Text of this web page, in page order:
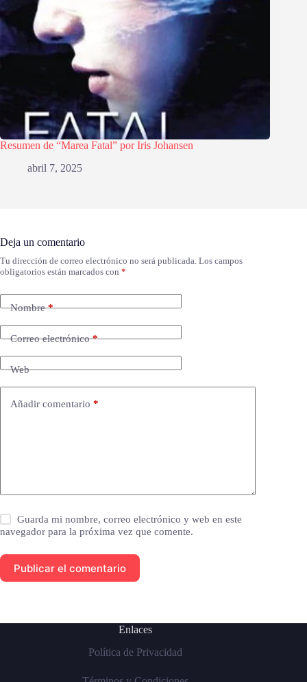
Resumen de “Marea Fatal” por Iris Johansen
abril 7, 2025
Deja un comentario
Tu dirección de correo electrónico no será publicada. Los campos
obligatorios están marcados con *
Nombre*
Correo electrónico*
Web
Añadir comentario *
Guarda mi nombre, correo electrónico y web en este
navegador para la próxima vez que comente.
Publicar el comentario
Enlaces
Política de Privacidad